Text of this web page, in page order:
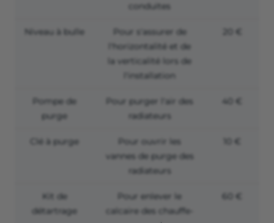
conduites
Niveau à bulle
Pour s'assurer de
l'horizontalité et de
la verticalité lors de
l'installation
20 €
Pompe de
purge
Pour purger l'air des
radiateurs
40 €
Clé à purge
Pour ouvrir les
vannes de purge des
radiateurs
10 €
Kit de
détartrage
Pour enlever le
calcaire des chauffe-
60 €